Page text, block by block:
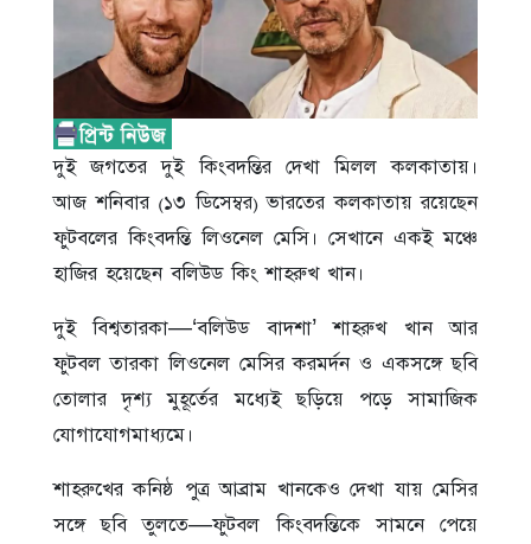
দুই জগতের দুই কিংবদন্তির দেখা মিলল কলকাতায়।
আজ শনিবার (১৩ ডিসেম্বর) ভারতের কলকাতায় রয়েছেন
ফুটবলের কিংবদন্তি লিওনেল মেসি। সেখানে একই মঞ্চে
হাজির হয়েছেন বলিউড কিং শাহরুখ খান।
দুই বিশ্বতারকা—‘বলিউড বাদশা’ শাহরুখ খান আর
ফুটবল তারকা লিওনেল মেসির করমর্দন ও একসঙ্গে ছবি
তোলার দৃশ্য মুহূর্তের মধ্যেই ছড়িয়ে পড়ে সামাজিক
যোগাযোগমাধ্যমে।
শাহরুখের কনিষ্ঠ পুত্র আব্রাম খানকেও দেখা যায় মেসির
সঙ্গে ছবি তুলতে—ফুটবল কিংবদন্তিকে সামনে পেয়ে